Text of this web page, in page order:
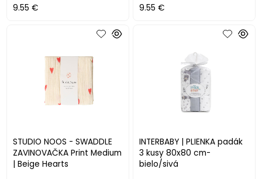
9.55 € 9.55 €
STUDIO NOOS - SWADDLE
ZAVINOVAČKA Print Medium
| Beige Hearts
INTERBABY | PLIENKA padák
3 kusy 80x80 cm-
bielo/sivá